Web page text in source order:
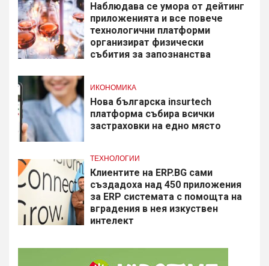
Наблюдава се умора от дейтинг
приложенията и все повече
технологични платформи
организират физически
събития за запознанства
ИКОНОМИКА
Нова българска insurtech
платформа събира всички
застраховки на едно място
ТЕХНОЛОГИИ
Клиентите на ERP.BG сами
създадоха над 450 приложения
за ERP системата с помощта на
вградения в нея изкуствен
интелект